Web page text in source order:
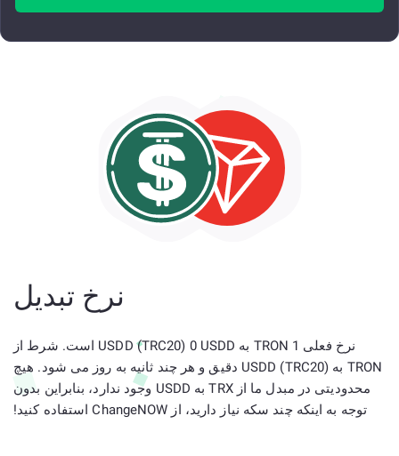
نرخ تبدیل
نرخ فعلی 1 TRON به USDD (TRC20) 0 USDD است. شرط از
TRON به USDD (TRC20) دقیق و هر چند ثانیه به روز می شود. هیچ
محدودیتی در مبدل ما از TRX به USDD وجود ندارد، بنابراین بدون
توجه به اینکه چند سکه نیاز دارید، از ChangeNOW استفاده کنید!